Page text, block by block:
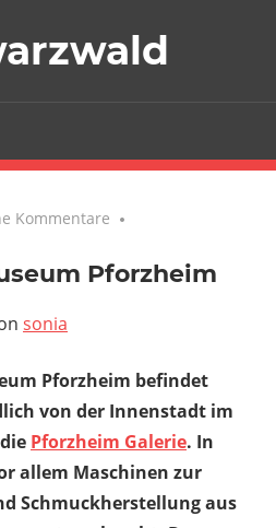
Kommentare
Pforzheim
sonia
Pforzheim befindet
von der Innenstadt im
Pforzheim Galerie. In
allem Maschinen zur
Schmuckherstellung aus